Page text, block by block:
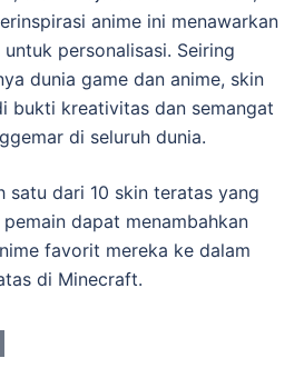
anime ini menawarkan
personalisasi. Seiring
dunia game dan anime, skin
bukti kreativitas dan semangat
di seluruh dunia.
satu dari 10 skin teratas yang
dapat menambahkan
favorit mereka ke dalam
di Minecraft.